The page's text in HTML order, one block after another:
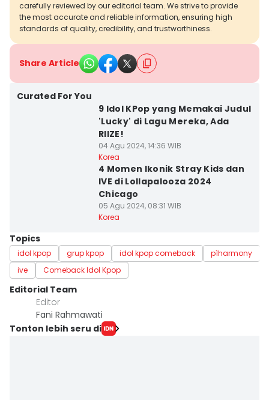
carefully reviewed by our editorial team. We strive to provide
the most accurate and reliable information, ensuring high
standards of quality, credibility, and trustworthiness.
Share Article
Curated For You
9 Idol KPop yang Memakai Judul
'Lucky' di Lagu Mereka, Ada
RIIZE!
04 Agu 2024, 14:36 WIB
Korea
4 Momen Ikonik Stray Kids dan
IVE di Lollapalooza 2024
Chicago
05 Agu 2024, 08:31 WIB
Korea
Topics
idol kpop grup kpop idol kpop comeback p1harmony
ive
Comeback Idol Kpop
Editorial Team
Editor
Fani Rahmawati
Tonton lebih seru di